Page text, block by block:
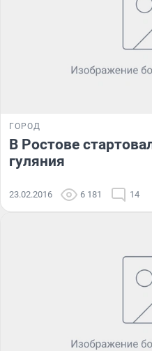
ГОРОД
В Ростове
гуляния
23.02.2016 6 181 14